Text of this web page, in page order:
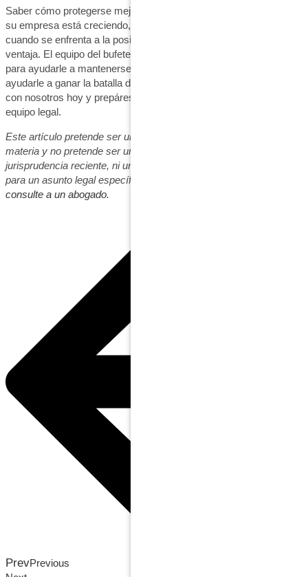
Saber cómo protegerse mejor es esencial, especialmente cuando
su empresa está creciendo, y tener un equipo que le apoye
cuando se enfrenta a la posibilidad de ser demandado es una gran
ventaja. El equipo del bufete de abogados
para ayudarle a mantenerse fuera de los tribunales o para
ayudarle a ganar la batalla dentro de ellos. Póngase en contacto
con nosotros hoy y prepárese para el éxito con el apoyo de un
equipo legal.
Este artículo pretende ser una visión educativa general de la
materia y no pretende ser un estudio exhaustivo de la
jurisprudencia reciente, ni un sustituto de asesoramiento jurídico
para un asunto legal específico. Si tiene un problema jurídico,
consulte a un abogado.
PrevPrevious